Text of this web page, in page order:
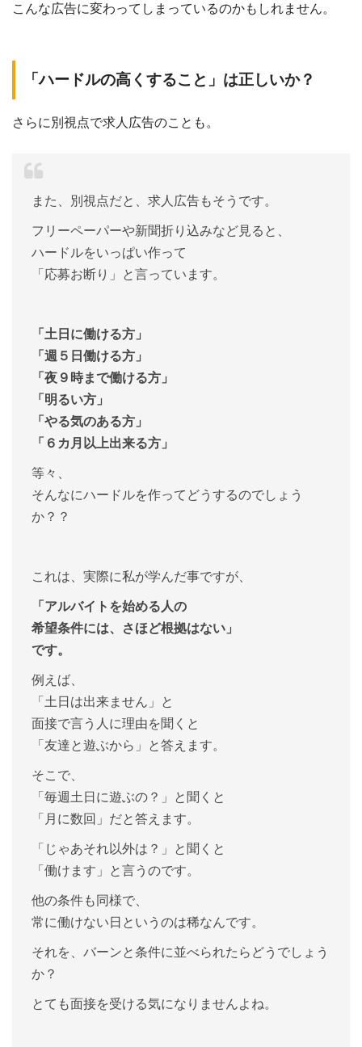
こんな広告に変わってしまっているのかもしれません。
「ハードルの高くすること」は正しいか？
さらに別視点で求人広告のことも。
また、別視点だと、求人広告もそうです。
フリーペーパーや新聞折り込みなど見ると、
ハードルをいっぱい作って
「応募お断り」と言っています。
「土日に働ける方」
「週５日働ける方」
「夜９時まで働ける方」
「明るい方」
「やる気のある方」
「６カ月以上出来る方」
等々、
そんなにハードルを作ってどうするのでしょう
か？？
これは、実際に私が学んだ事ですが、
「アルバイトを始める人の
希望条件には、さほど根拠はない」
です。
例えば、
「土日は出来ません」と
面接で言う人に理由を聞くと
「友達と遊ぶから」と答えます。
そこで、
「毎週土日に遊ぶの？」と聞くと
「月に数回」だと答えます。
「じゃあそれ以外は？」と聞くと
「働けます」と言うのです。
他の条件も同様で、
常に働けない日というのは稀なんです。
それを、バーンと条件に並べられたらどうでしょう
か？
とても面接を受ける気になりませんよね。